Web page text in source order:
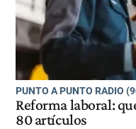
PUNTO A PUNTO RADIO
Reforma laboral:
80 artículos